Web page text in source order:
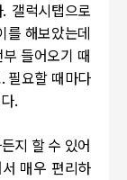
갤럭시탭으로
해보았는데
들어오기 때
필요할 때마다
.
지 할 수 있어
매우 편리하